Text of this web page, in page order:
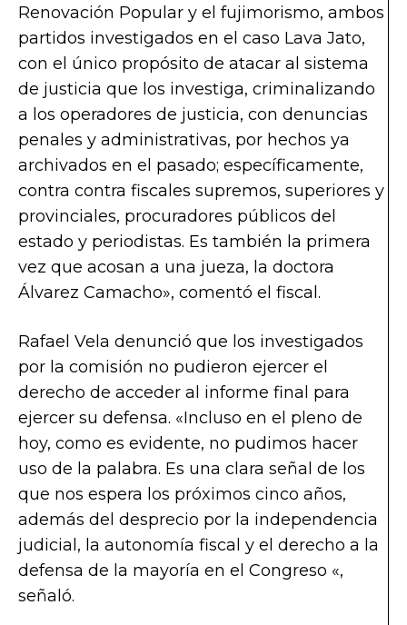
Renovación Popular y el fujimorismo, ambos
partidos investigados en el caso Lava Jato,
con el único propósito de atacar al sistema
de justicia que los investiga, criminalizando
a los operadores de justicia, con denuncias
penales y administrativas, por hechos ya
archivados en el pasado; específicamente,
contra contra fiscales supremos, superiores y
provinciales, procuradores públicos del
estado y periodistas. Es también la primera
vez que acosan a una jueza, la doctora
Álvarez Camacho», comentó el fiscal.
Rafael Vela denunció que los investigados
por la comisión no pudieron ejercer el
derecho de acceder al informe final para
ejercer su defensa. «Incluso en el pleno de
hoy, como es evidente, no pudimos hacer
uso de la palabra. Es una clara señal de los
que nos espera los próximos cinco años,
además del desprecio por la independencia
judicial, la autonomía fiscal y el derecho a la
defensa de la mayoría en el Congreso «,
señaló.